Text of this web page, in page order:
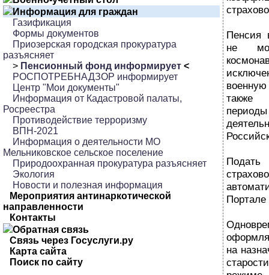
Информация для граждан
Газификация
Формы документов
Приозерская городская прокуратура
разъясняет
> Пенсионный фонд информирует <
РОСПОТРЕБНАДЗОР информирует
Центр "Мои документы"
Информация от Кадастровой палаты,
Росреестра
Противодействие терроризму
ВПН-2021
Информация о деятельности МО
Мельниковское сельское поселение
Природоохранная прокуратура разъясняет
Экология
Новости и полезная информация
Мероприятия антинаркотической
направленности
Контакты
Обратная связь
Связь через Госуслуги.ру
Карта сайта
Поиск по сайту
Пенсия
не
также
Подать
Портале
на